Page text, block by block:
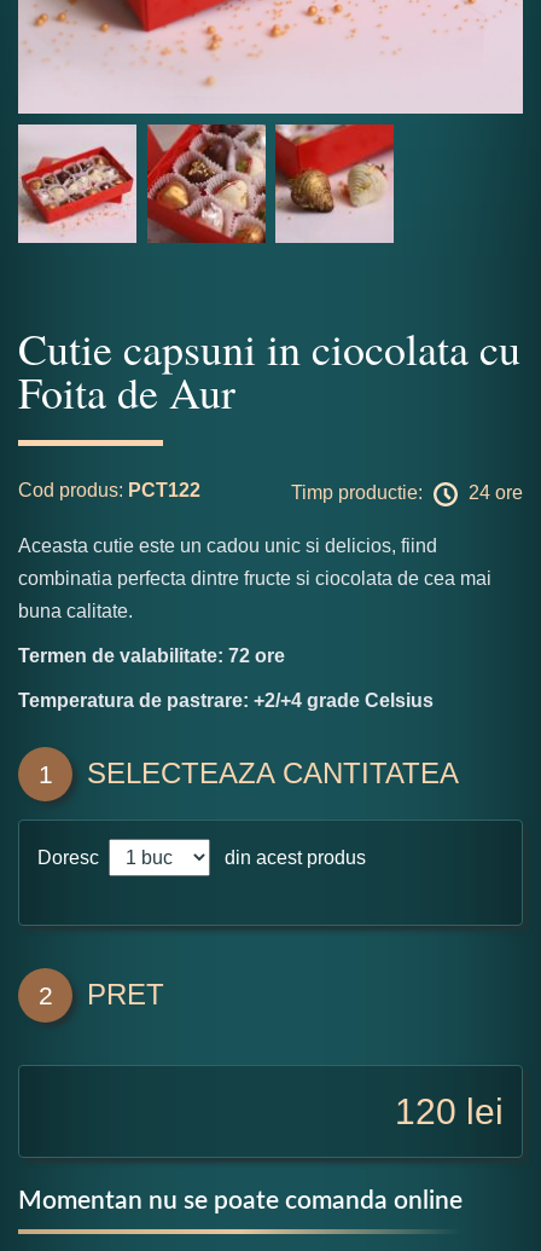
Cutie capsuni in ciocolata cu
Foita de Aur
Cod produs: PCT122 Timp productie: 24 ore
Aceasta cutie este un cadou unic si delicios, fiind
combinatia perfecta dintre fructe si ciocolata de cea mai
buna calitate.
Termen de valabilitate: 72 ore
Temperatura de pastrare: +2/+4 grade Celsius
1 SELECTEAZA CANTITATEA
Doresc din acest produs
2 PRET
120 lei
Momentan nu se poate comanda online